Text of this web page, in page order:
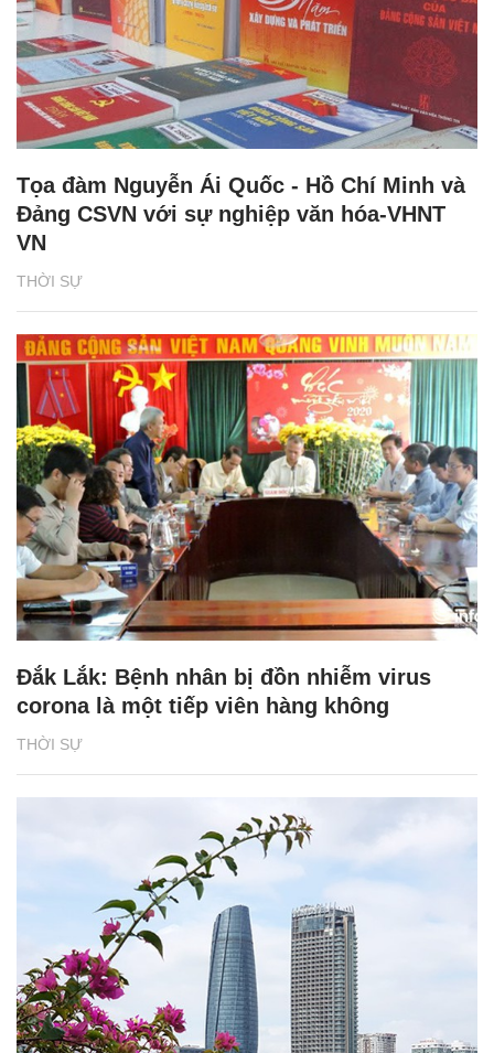
THỜI SỰ
Tọa đàm Nguyễn Ái Quốc - Hồ Chí Minh và
Đảng CSVN với sự nghiệp văn hóa-VHNT
VN
THỜI SỰ
Đắk Lắk: Bệnh nhân bị đồn nhiễm virus
corona là một tiếp viên hàng không